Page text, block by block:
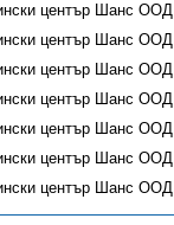
център Шанс ООД
център Шанс ООД
център Шанс ООД
център Шанс ООД
център Шанс ООД
център Шанс ООД
център Шанс ООД